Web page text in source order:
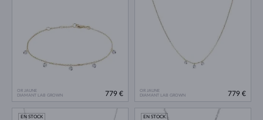
OR JAUNE
DIAMANT LAB GROWN
779 €
OR JAUNE
DIAMANT LAB GROWN
779 €
EN STOCK EN STOCK